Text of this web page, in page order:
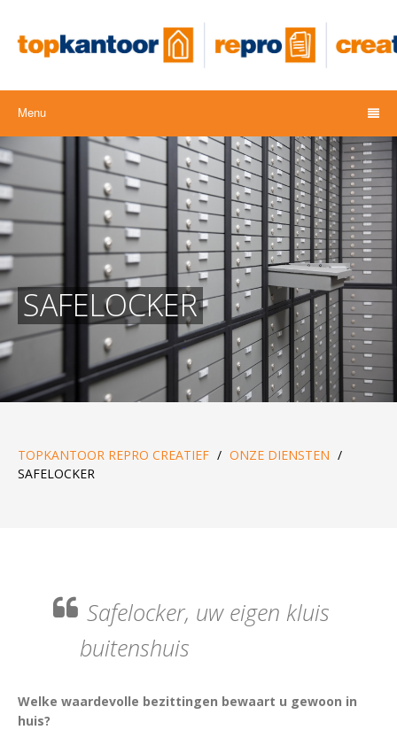
Menu
SAFELOCKER
TOPKANTOOR REPRO CREATIEF / ONZE DIENSTEN /
SAFELOCKER
Safelocker, uw eigen kluis
buitenshuis
Welke waardevolle bezittingen bewaart u gewoon in
huis?